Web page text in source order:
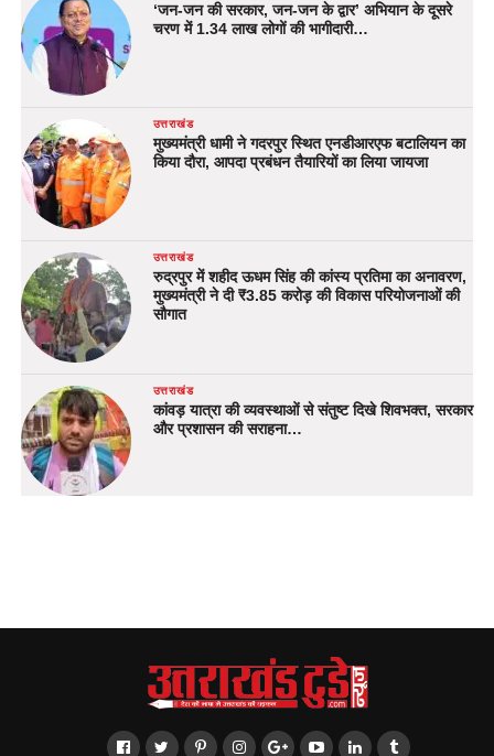
‘जन-जन की सरकार, जन-जन के द्वार’ अभियान के दूसरे
चरण में 1.34 लाख लोगों की भागीदारी…
उत्तराखंड
मुख्यमंत्री धामी ने गदरपुर स्थित एनडीआरएफ बटालियन का
किया दौरा, आपदा प्रबंधन तैयारियों का लिया जायजा
उत्तराखंड
रुद्रपुर में शहीद ऊधम सिंह की कांस्य प्रतिमा का अनावरण,
मुख्यमंत्री ने दी ₹3.85 करोड़ की विकास परियोजनाओं की
सौगात
उत्तराखंड
कांवड़ यात्रा की व्यवस्थाओं से संतुष्ट दिखे शिवभक्त, सरकार
और प्रशासन की सराहना…